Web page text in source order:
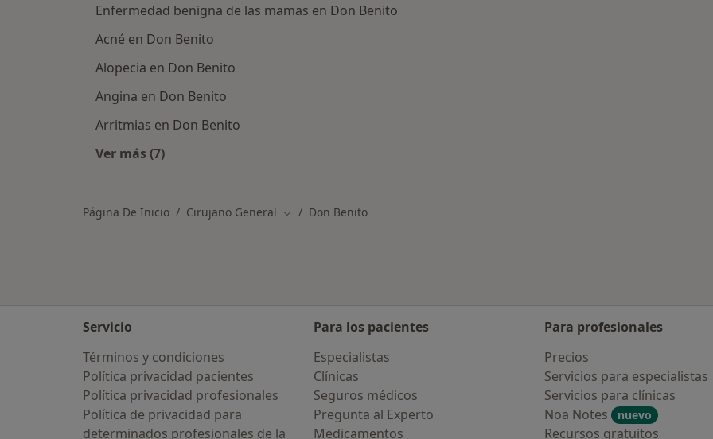
Enfermedad benigna de las mamas en Don Benito
Acné en Don Benito
Alopecia en Don Benito
Angina en Don Benito
Arritmias en Don Benito
Ver más (7)
Página De Inicio Cirujano General Cambiar de ciudad
Don Benito
Servicio
Términos y condiciones
Política privacidad pacientes
Política privacidad profesionales
Política de privacidad para
determinados profesionales de la
Para los pacientes
Especialistas
Clínicas
Seguros médicos
Pregunta al Experto
Medicamentos
Para profesionales
Precios
Servicios para especialistas
Servicios para clínicas
Noa Notes
nuevo
Recursos gratuitos